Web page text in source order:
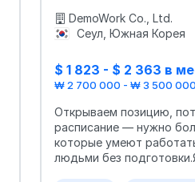
гибкий график
DemoWork Co., Ltd.
Сеул, Южная Корея
$ 1 823 - $ 2 363 в
₩ 2 700 000 - ₩ 3 500
Открываем позицию,
расписание — нужно
которые умеют
людьми без